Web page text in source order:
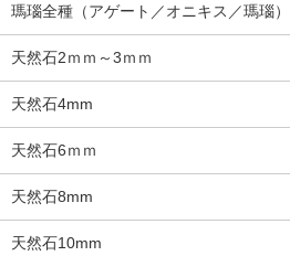
瑪瑙全種（アゲート／オニキス／瑪瑙）
天然石2ｍｍ～3ｍｍ
天然石4mm
天然石6ｍｍ
天然石8mm
天然石10mm